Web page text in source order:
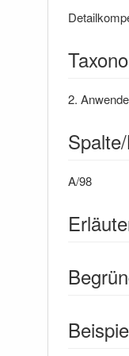
2.
A/98